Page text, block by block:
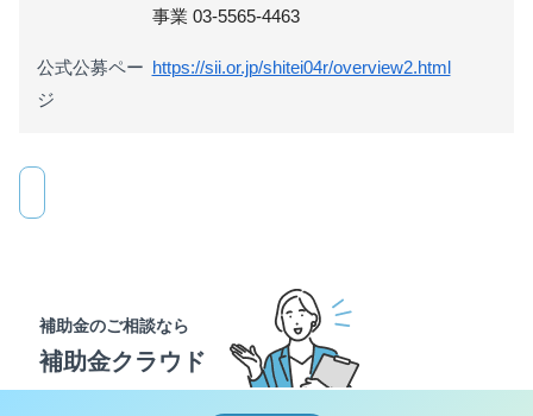
事業 03-5565-4463
公式公募ペー
ジ
https://sii.or.jp/shitei04r/overview2.html
補助金のご相談なら
補助金クラウド